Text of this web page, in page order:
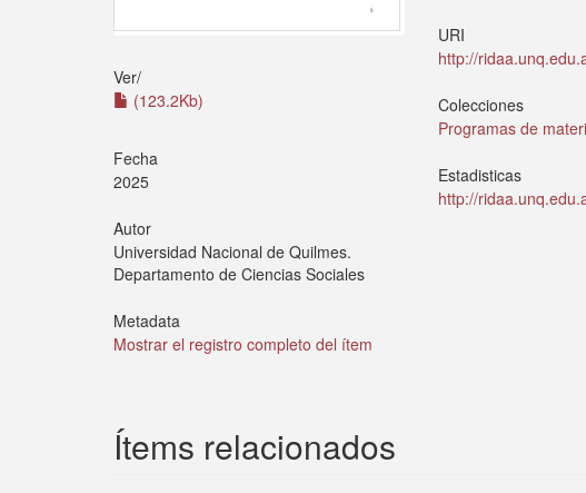
Ver/
(123.2Kb)
Fecha
2025
Autor
Universidad Nacional de Quilmes.
Departamento de Ciencias Sociales
Metadata
Mostrar el registro completo del ítem
URI
http://
Colecciones
Programas de
Estadisticas
http://
Ítems relacionados